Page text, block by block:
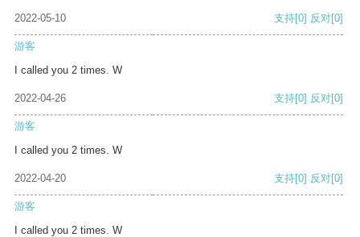
2022-05-10 支持[0] 反对[0]
游客
I called you 2 times. W
2022-04-26 支持[0] 反对[0]
游客
I called you 2 times. W
2022-04-20 支持[0] 反对[0]
游客
I called you 2 times. W